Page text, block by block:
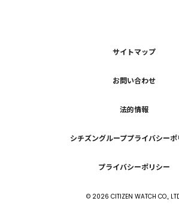
サイトマップ
お問い合わせ
法的情報
シチズングループプライバシーポ
プライバシーポリシー
© 2026 CITIZEN WATCH CO.,